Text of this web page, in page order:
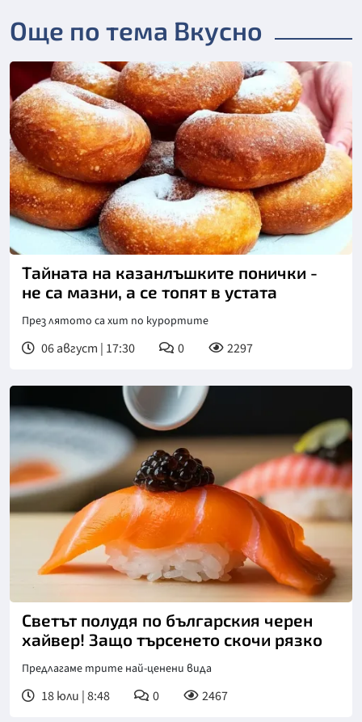
Още по тема Вкусно
Тайната на казанлъшките понички -
не са мазни, а се топят в устата
През лятото са хит по курортите
06 август | 17:30 0 2297
Снимка: БТА
Светът полудя по българския черен
хайвер! Защо търсенето скочи рязко
Предлагаме трите най-ценени вида
18 юли | 8:48 0 2467